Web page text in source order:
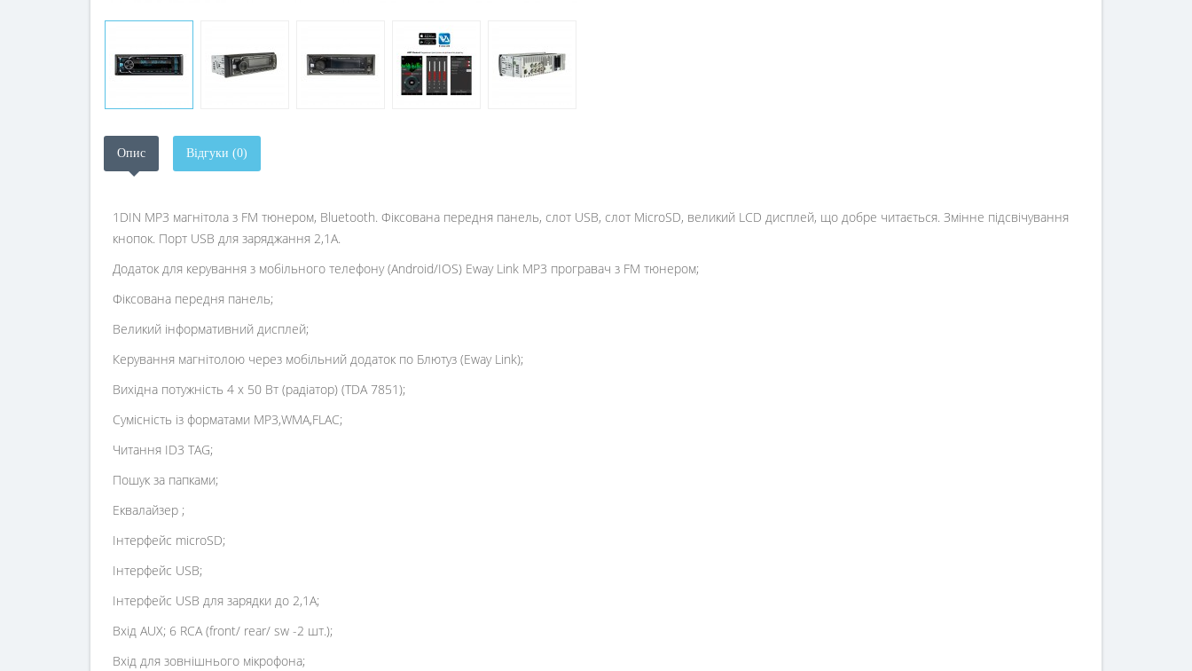
Опис Відгуки (0)
1DIN MP3 магнітола з FM тюнером, Bluetooth. Фіксована передня панель, слот USB, слот MicroSD, великий LCD дисплей, що добре читається. Змінне підсвічування
кнопок. Порт USB для заряджання 2,1А.
Додаток для керування з мобільного телефону (Android/IOS) Eway Link MP3 програвач з FM тюнером;
Фіксована передня панель;
Великий інформативний дисплей;
Керування магнітолою через мобільний додаток по Блютуз (Eway Link);
Вихідна потужність 4 х 50 Вт (радіатор) (TDA 7851);
Сумісність із форматами MP3,WMA,FLAC;
Читання ID3 TAG;
Пошук за папками;
Еквалайзер ;
Інтерфейс microSD;
Інтерфейс USB;
Інтерфейс USB для зарядки до 2,1А;
Вхід AUX; 6 RCA (front/ rear/ sw -2 шт.);
Вхід для зовнішнього мікрофона;